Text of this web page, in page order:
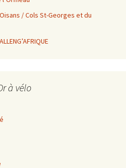
/ Cols St-Georges et du
à vélo